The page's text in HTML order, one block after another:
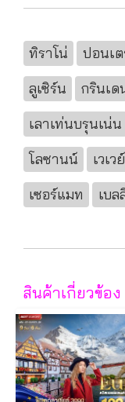
ทิราโน่ ปอนเ
ลูเซิร์น
กรินเด
เลาเท่นบรุนเน่น
โลซานน์
เวเวย์
เซอร์แมท
เบล
สินค้าเกี่ยวข้อง